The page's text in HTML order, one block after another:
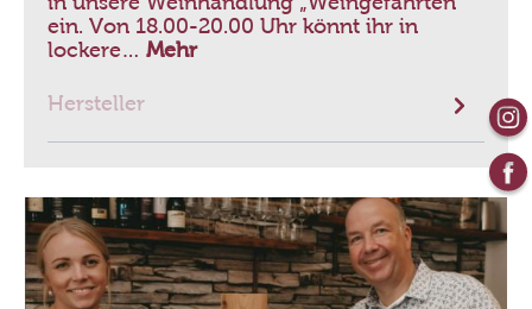
ein. Von 18.00-20.00 Uhr könnt ihr in
lockere… Mehr
Hersteller